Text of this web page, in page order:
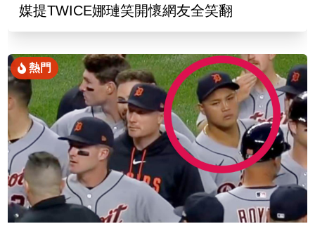
媒提TWICE娜璉笑開懷網友全笑翻
熱門